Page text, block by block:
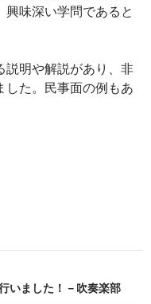
興味深い学問であると
説明や解説があり、非
した。民事面の例もあ
いました！－吹奏楽部